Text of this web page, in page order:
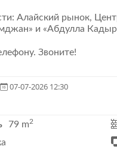
Алайский рынок,
и «Абдулла
Звоните!
07-07-2026 12:30
79 m2